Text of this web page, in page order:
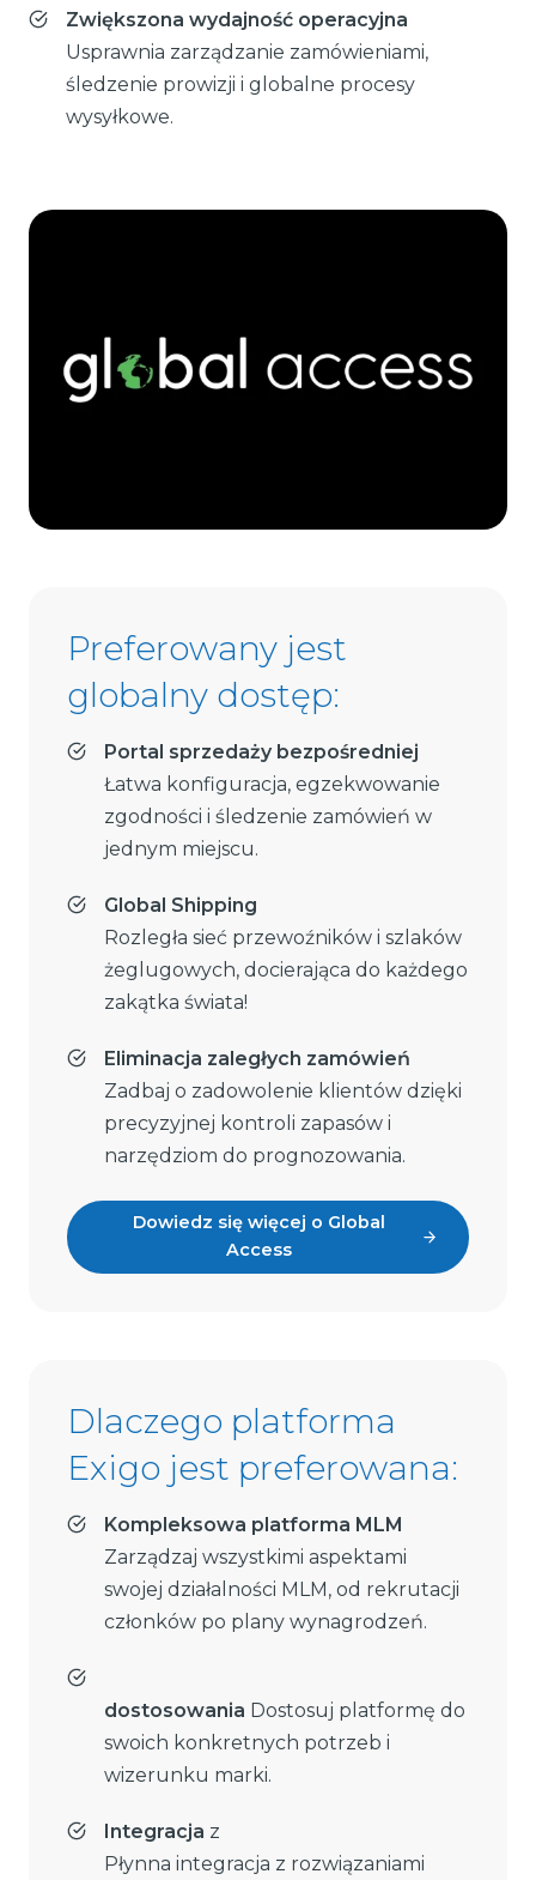
Zwiększona wydajność operacyjna
Usprawnia zarządzanie zamówieniami,
śledzenie prowizji i globalne procesy
wysyłkowe.
Preferowany jest
globalny dostęp:
Portal sprzedaży bezpośredniej
Łatwa konfiguracja, egzekwowanie
zgodności i śledzenie zamówień w
jednym miejscu.
Global Shipping
Rozległa sieć przewoźników i szlaków
żeglugowych, docierająca do każdego
zakątka świata!
Eliminacja zaległych zamówień
Zadbaj o zadowolenie klientów dzięki
precyzyjnej kontroli zapasów i
narzędziom do prognozowania.
Dowiedz się więcej o Global
Access
Dlaczego platforma
Exigo jest preferowana:
Kompleksowa platforma MLM
Zarządzaj wszystkimi aspektami
swojej działalności MLM, od rekrutacji
członków po plany wynagrodzeń.
dostosowania Dostosuj platformę do
swoich konkretnych potrzeb i
wizerunku marki.
Integracja z
Płynna integracja z rozwiązaniami